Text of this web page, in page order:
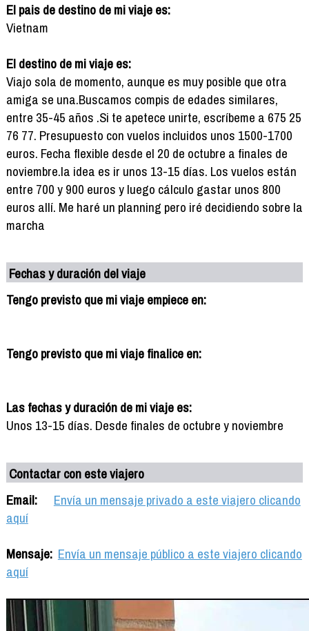
El pais de destino de mi viaje es:
Vietnam
El destino de mi viaje es:
Viajo sola de momento, aunque es muy posible que otra
amiga se una.Buscamos compis de edades similares,
entre 35-45 años .Si te apetece unirte, escríbeme a 675 25
76 77. Presupuesto con vuelos incluidos unos 1500-1700
euros. Fecha flexible desde el 20 de octubre a finales de
noviembre.la idea es ir unos 13-15 días. Los vuelos están
entre 700 y 900 euros y luego cálculo gastar unos 800
euros allí. Me haré un planning pero iré decidiendo sobre la
marcha
Fechas y duración del viaje
Tengo previsto que mi viaje empiece en:
Tengo previsto que mi viaje finalice en:
Las fechas y duración de mi viaje es:
Unos 13-15 días. Desde finales de octubre y noviembre
Contactar con este viajero
Email:
Envía un mensaje privado a este viajero clicando
aquí
Mensaje: Envía un mensaje público a este viajero clicando
aquí